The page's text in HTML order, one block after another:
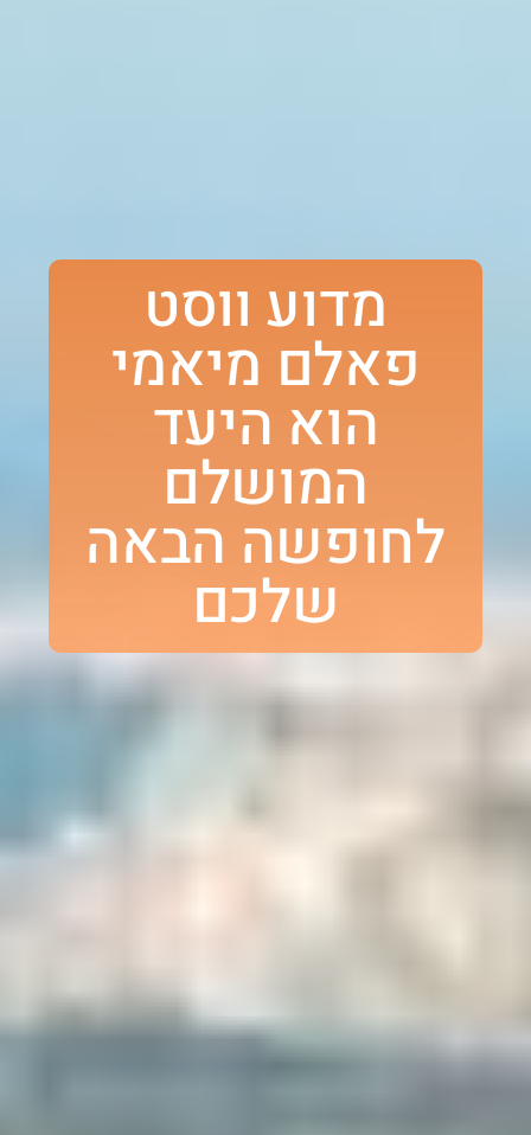
מדוע ווסט
פאלם מיאמי
הוא היעד
המושלם
לחופשה הבאה
שלכם